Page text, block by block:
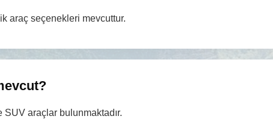
araç seçenekleri mevcuttur.
SUV araçlar bulunmaktadır.